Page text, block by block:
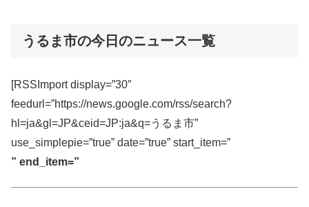
うるま市の今日のニュース一覧
[RSSImport display=”30″
feedurl=”https://news.google.com/rss/search?
hl=ja&gl=JP&ceid=JP:ja&q=うるま市”
use_simplepie=”true” date=”true” start_item=”
” end_item=”